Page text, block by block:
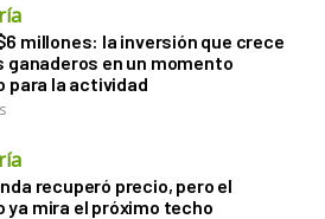
millones: la inversión que crece
ganaderos en un momento
para la actividad
recuperó precio, pero el
ya mira el próximo techo